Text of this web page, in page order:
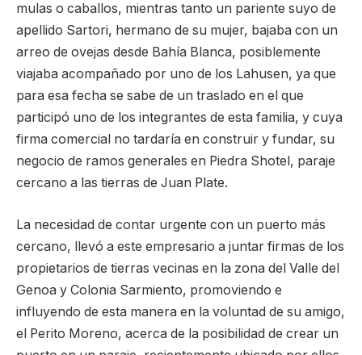
mulas o caballos, mientras tanto un pariente suyo de
apellido Sartori, hermano de su mujer, bajaba con un
arreo de ovejas desde Bahía Blanca, posiblemente
viajaba acompañado por uno de los Lahusen, ya que
para esa fecha se sabe de un traslado en el que
participó uno de los integrantes de esta familia, y cuya
firma comercial no tardaría en construir y fundar, su
negocio de ramos generales en Piedra Shotel, paraje
cercano a las tierras de Juan Plate.
La necesidad de contar urgente con un puerto más
cercano, llevó a este empresario a juntar firmas de los
propietarios de tierras vecinas en la zona del Valle del
Genoa y Colonia Sarmiento, promoviendo e
influyendo de esta manera en la voluntad de su amigo,
el Perito Moreno, acerca de la posibilidad de crear un